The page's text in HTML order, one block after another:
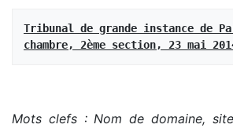
Tribunal de grande instance de
chambre, 2ème section, 23 mai
Mots clefs : Nom de domaine,